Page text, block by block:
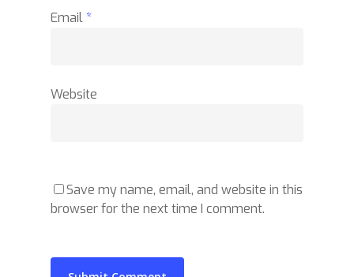
Email*
Website
Save my name, email, and website in this
browser for the next time I comment.